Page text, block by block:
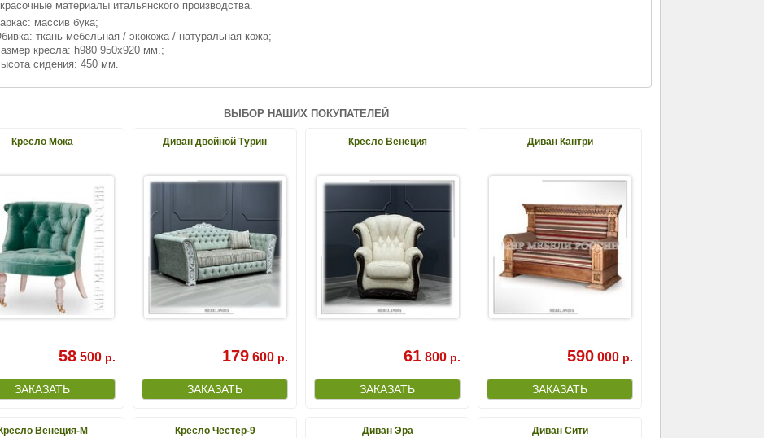
материалы итальянского производства.
массив бука;
ткань мебельная / экокожа / натуральная кожа;
кресла: h980 950х920 мм.;
сидения: 450 мм.
ВЫБОР НАШИХ ПОКУПАТЕЛЕЙ
Кресло Мока
58 500 р.
Диван двойной Турин
179 600 р.
Кресло Венеция
61 800 р.
Диван Кантри
590 000 р.
Кресло Венеция-М Кресло Честер-9 Диван Эра Диван Сити